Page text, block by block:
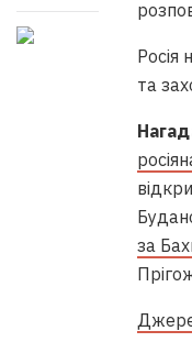
Росія
та
за